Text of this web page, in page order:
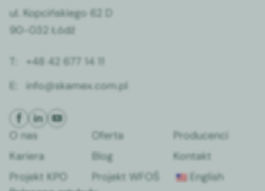
ul. Kopcińskiego 62 D
90-032 Łódź
T:
+48 42 677 14 11
E:
info@skamex.com.pl
O nas Oferta
Producenci
Kariera
Blog
Kontakt
Projekt KPO
Projekt WFOŚ
English